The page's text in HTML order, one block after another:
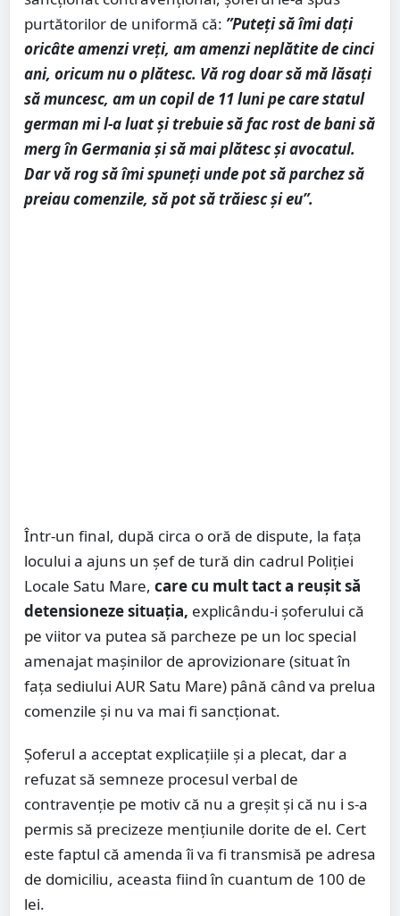
purtătorilor de uniformă că: ”Puteți să îmi dați
oricâte amenzi vreți, am amenzi neplătite de cinci
ani, oricum nu o plătesc. Vă rog doar să mă lăsați
să muncesc, am un copil de 11 luni pe care statul
german mi l-a luat și trebuie să fac rost de bani să
merg în Germania și să mai plătesc și avocatul.
Dar vă rog să îmi spuneți unde pot să parchez să
preiau comenzile, să pot să trăiesc și eu”.
Într-un final, după circa o oră de dispute, la fața
locului a ajuns un șef de tură din cadrul Poliției
Locale Satu Mare, care cu mult tact a reușit să
detensioneze situația, explicându-i șoferului că
pe viitor va putea să parcheze pe un loc special
amenajat mașinilor de aprovizionare (situat în
fața sediului AUR Satu Mare) până când va prelua
comenzile și nu va mai fi sancționat.
Șoferul a acceptat explicațiile și a plecat, dar a
refuzat să semneze procesul verbal de
contravenție pe motiv că nu a greșit și că nu i s-a
permis să precizeze mențiunile dorite de el. Cert
este faptul că amenda îi va fi transmisă pe adresa
de domiciliu, aceasta fiind în cuantum de 100 de
lei.